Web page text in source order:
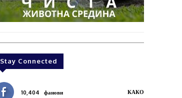
Stay Connected
10,404 фанови КАКО